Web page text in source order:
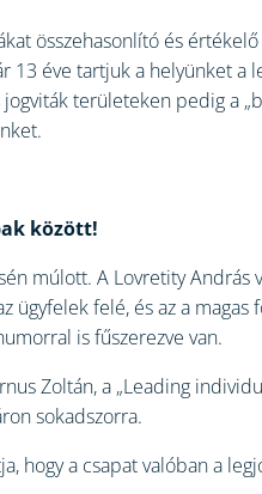
összehasonlító és
13 éve tartjuk a helyünket a
jogviták területeken pedig a
között!
múlott. A Lovretity
ügyfelek felé, és az a
is fűszerezve van.
Zoltán, a „Leading
sokadszorra.
hogy a csapat valóban a